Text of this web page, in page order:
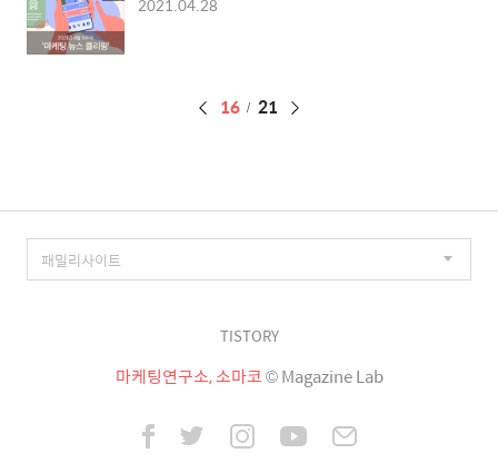
2021.04.28
페
16 21
TISTORY
마케팅연구소, 소마코© Magazine Lab